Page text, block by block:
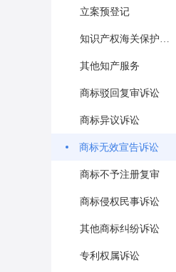
立案预登记
知识产权海关保护备案
其他知产服务
商标驳回复审诉讼
商标异议诉讼
商标无效宣告诉讼
商标不予注册复审
商标侵权民事诉讼
其他商标纠纷诉讼
专利权属诉讼